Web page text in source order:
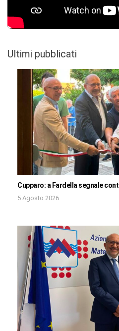
Ultimi pubblicati
Cupparo: a Fardella segnale
5 Agosto 2026